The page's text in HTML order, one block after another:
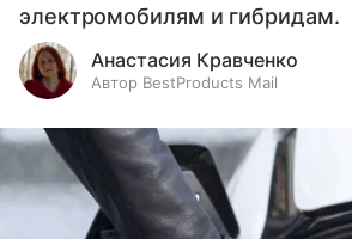
электромобилям и гибридам.
Анастасия Кравченко
Автор BestProducts Mail